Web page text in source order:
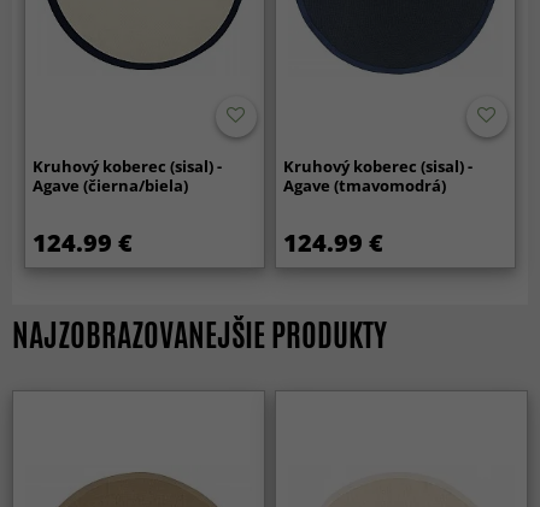
Kruhový koberec (sisal) -
Agave (čierna/biela)
124.99 €
Kruhový koberec (sisal) -
Agave (tmavomodrá)
124.99 €
NAJZOBRAZOVANEJŠIE PRODUKTY